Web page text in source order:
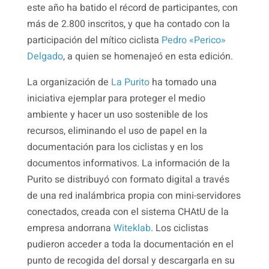
este año ha batido el récord de participantes, con
más de 2.800 inscritos, y que ha contado con la
participación del mítico ciclista Pedro «Perico»
Delgado, a quien se homenajeó en esta edición.
La organización de La Puritoha tomado una
iniciativa ejemplar para proteger el medio
ambiente y hacer un uso sostenible de los
recursos, eliminando el uso de papel en la
documentación para los ciclistas y en los
documentos informativos. La información de la
Purito se distribuyó con formato digital a través
de una red inalámbrica propia con mini-servidores
conectados, creada con el sistema CHAtU de la
empresa andorrana Witeklab. Los ciclistas
pudieron acceder a toda la documentación en el
punto de recogida del dorsal y descargarla en su